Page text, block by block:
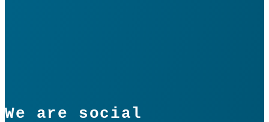
We are social